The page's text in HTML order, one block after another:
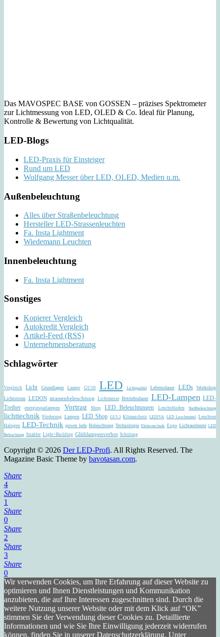
Das MAVOSPEC BASE von GOSSEN – präzises Spektrometer
zur Lichtmessung von LED, OLED & Co. Ideal für Planung,
Kontrolle & Bewertung von Lichtqualität.
LED-Blogs
LED-Praxis für Einsteiger
Rund um LED
Wolfgang Messer über LED, OLED, Medien u.m.
Außenbeleuchtung
Alles über Straßenbeleuchtung
Hersteller LED-Strassenleuchten
Fa. Insta Lightment
Wiedemann Leuchten
Innenbeleuchtung
Fa. Insta Lightment
Sonstiges
Kopierer Vergleich
Autokredit Vergleich
Artikel-Feed (RSS)
Unternehmensberatung
Schlagwörter
Vergleich Licht Grundlagen Lampe GU10 LED Lichtqualität Lebensdauer LEDs
Workshop
Lichtstrom
LEDON strassenbeleuchtung Lichtmesse Betriebsdauer LED-Lampen LED-
Treiber
energiesparlampen Vortrag Shop LED Beleuchtungen Leuchtdioden Stadtbeleuchtung
lichttechnik Förderung Lampen LED Shop GU5.3 Klimaschutz LEDIVA LED Leuchtmittel Leuchten
Halogen LED-Technik power leds Beleuchtung Technologie Elektrotechnik Expo Lichtausbeute LED
Beleuchtung Strahler Light+Building Glühlampenverbot Schulung
Copyright © 2026 Der LED-Profi. All Rights Reserved. The
Magazine Basic Theme by bavotasan.com.
Share
4
Share
1
Share
0
Share
2
Share
3
Share
0
Wir verwenden Cookies, um Ihre Erfahrung auf dieser Website zu
optimieren und Ihnen Dienstleistungen und Kommunikation
anzubieten, die auf Ihre Interessen zugeschnitten sind. Durch die
weitere Nutzung unserer Website oder mit dem Klick auf “OK”
stimmen Sie der Verwendung dieser Cookies zu. Detaillierte
Informationen und wie Sie Ihre Einwilligung jederzeit widerrufen
können, finden Sie in unserer Datenschutzerklärung. Unter